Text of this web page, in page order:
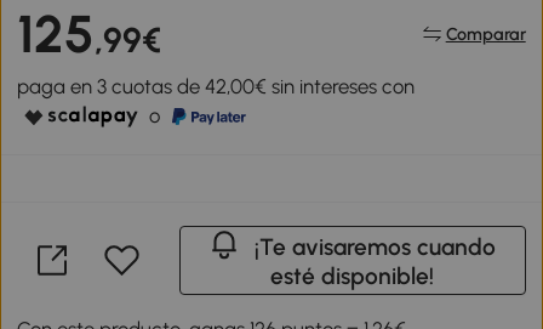
125,99€ Comparar
paga en 3 cuotas de 42,00€ sin intereses con
o
¡Te avisaremos cuando
esté disponible!